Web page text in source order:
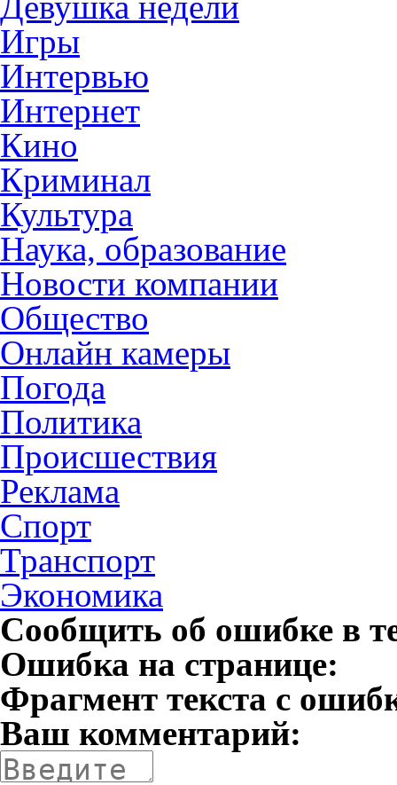
Игры
Интервью
Интернет
Кино
Криминал
Культура
Наука, образование
Новости компании
Общество
Онлайн камеры
Погода
Политика
Происшествия
Реклама
Спорт
Транспорт
Экономика
Сообщить об ошибке в
Ошибка на странице:
Фрагмент текста с
Ваш комментарий: